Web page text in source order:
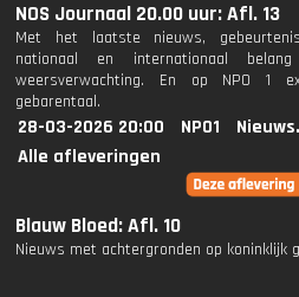
NOS Journaal 20.00 uur: Afl. 13
Met het laatste nieuws,
nationaal en internationaal
weersverwachting. En op NPO 1
gebarentaal.
28-03-2026 20:00 NPO1
Alle afleveringen
Blauw Bloed: Afl. 10
Nieuws met achtergronden op koninklijk